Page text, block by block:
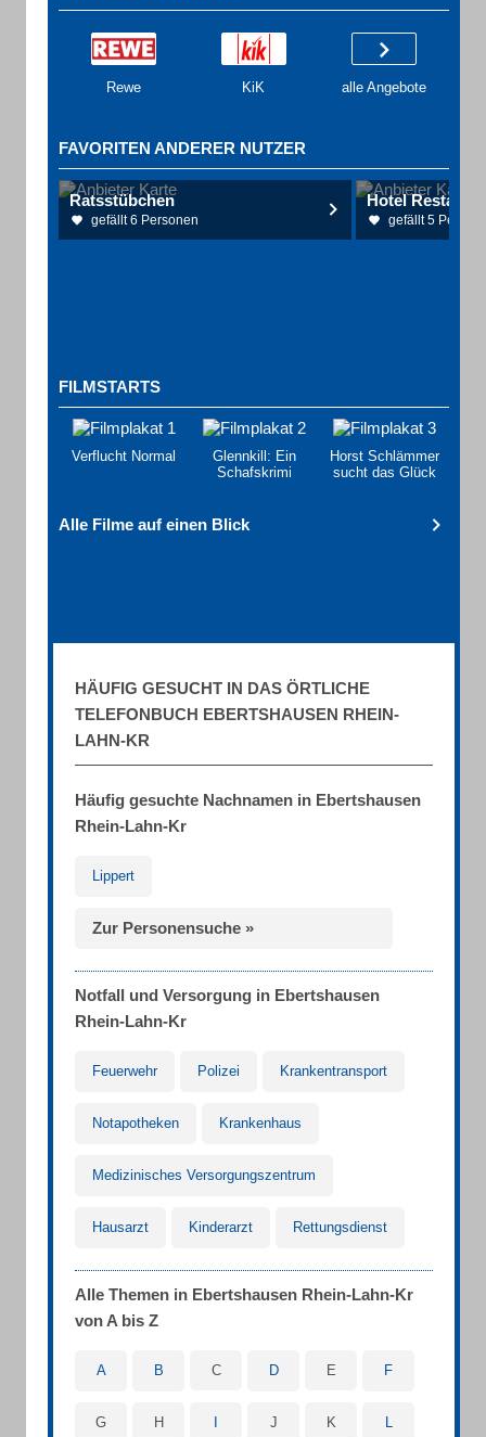
Rewe KiK alle Angebote
FAVORITEN ANDERER NUTZER
Ratsstübchen
gefällt 6 Personen gefällt 5
FILMSTARTS
Verflucht Normal
Glennkill: Ein
Schafskrimi
Horst Schlämmer
sucht das Glück
Alle Filme auf einen Blick
HÄUFIG GESUCHT IN DAS ÖRTLICHE
TELEFONBUCH EBERTSHAUSEN RHEIN-
LAHN-KR
Häufig gesuchte Nachnamen in Ebertshausen
Rhein-Lahn-Kr
Lippert
Zur Personensuche »
Notfall und Versorgung in Ebertshausen
Rhein-Lahn-Kr
Feuerwehr Polizei Krankentransport
Notapotheken Krankenhaus
Medizinisches Versorgungszentrum
Hausarzt Kinderarzt Rettungsdienst
Alle Themen in Ebertshausen Rhein-Lahn-Kr
von A bis Z
A B C D E F
G H J K L